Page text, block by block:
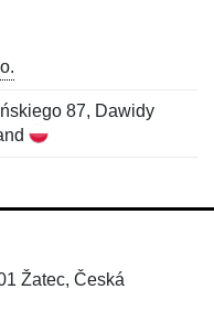
87, Dawidy
Žatec, Česká